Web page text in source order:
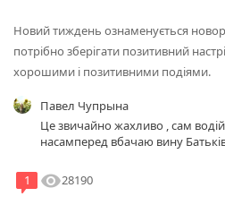
Новий тиждень ознаменується
потрібно зберігати позитивний
хорошими і позитивними подіями.
Павел Чупрына
Це звичайно жахливо , сам водій
насамперед вбачаю вину
машин а він іде не зважаючи ;;;
зачикати , вибрати той момен
1 visibility28190